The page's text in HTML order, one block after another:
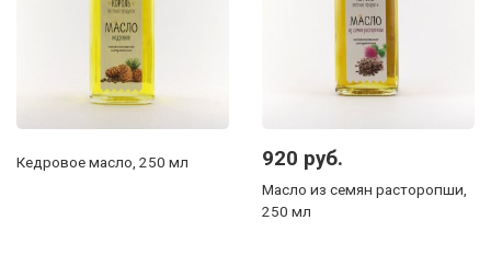
Кедровое масло, 250 мл 920 руб.
Масло из семян расторопши,
250 мл